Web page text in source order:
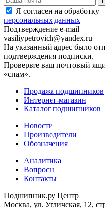
Я согласен на обработку
персональных данных
Подтверждение e-mail
vasiliypetrovich@yandex.ru
На указанный адрес было
подтверждения подписки.
Проверьте ваш почтовый
«спам».
Продажа подшипников
Интернет-магазин
Каталог подшипников
Новости
Производители
Обозначения
Аналитика
Вопросы
Контакты
Подшипник.ру Центр
Москва, ул. Угличская, 12,